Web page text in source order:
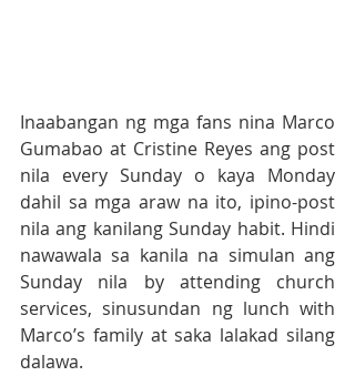
Inaabangan ng mga fans nina Marco
Gumabao at Cristine Reyes ang post
nila every Sunday o kaya Monday
dahil sa mga araw na ito, ipino-post
nila ang kanilang Sunday habit. Hindi
nawawala sa kanila na simulan ang
Sunday nila by attending church
services, sinusundan ng lunch with
Marco’s family at saka lalakad silang
dalawa.